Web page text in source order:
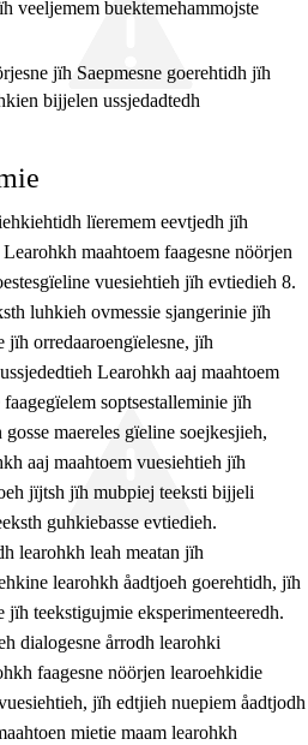
veeljemem buektemehammojste
jïh Saepmesne goerehtidh jïh
bijjelen ussjedadtedh
lïeremem eevtjedh jïh
maahtoem faagesne nöörjen
vuesiehtieh jïh evtiedieh 8.
luhkieh ovmessie sjangerinie jïh
jïh orredaaroengïelesne, jïh
Learohkh aaj maahtoem
soptsestalleminie jïh
maereles gïeline soejkesjieh,
aaj maahtoem vuesiehtieh jïh
jïjtsh jïh mubpiej teeksti bijjeli
guhkiebasse evtiedieh.
learohkh leah meatan jïh
learohkh åadtjoeh goerehtidh, jïh
teekstigujmie eksperimenteeredh.
dialogesne årrodh learohki
faagesne nöörjen learoehkidie
jïh edtjieh nuepiem åadtjodh
mietie maam learohkh